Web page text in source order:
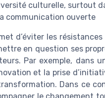
culturelle, surtout
communication ouverte
d’éviter les
en question ses
Par exemple, dans
et la prise
Dans ce